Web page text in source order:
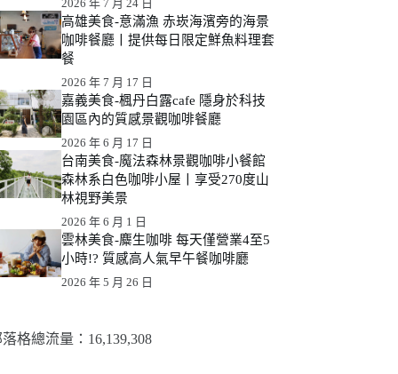
2026 年 7 月 24 日
高雄美食-意滿漁 赤崁海濱旁的海景
咖啡餐廳丨提供每日限定鮮魚料理套
餐
2026 年 7 月 17 日
嘉義美食-楓丹白露cafe 隱身於科技
園區內的質感景觀咖啡餐廳
2026 年 6 月 17 日
台南美食-魔法森林景觀咖啡小餐館
森林系白色咖啡小屋丨享受270度山
林視野美景
2026 年 6 月 1 日
雲林美食-麋生咖啡 每天僅營業4至5
小時!? 質感高人氣早午餐咖啡廳
2026 年 5 月 26 日
格總流量：​16,139,308